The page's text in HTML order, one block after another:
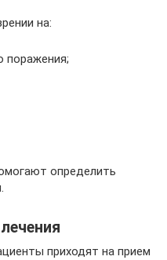
на:
поражения;
определить
приходят на прием